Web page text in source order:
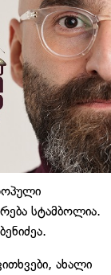
სტამბოლია.
ახალი